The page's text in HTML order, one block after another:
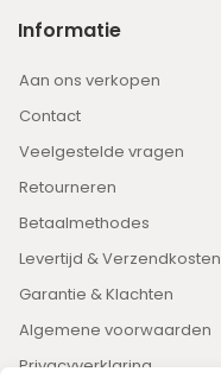
Informatie
Aan ons verkopen
Contact
Veelgestelde vragen
Retourneren
Betaalmethodes
Levertijd & Verzendkosten
Garantie & Klachten
Algemene voorwaarden
Privacyverklaring